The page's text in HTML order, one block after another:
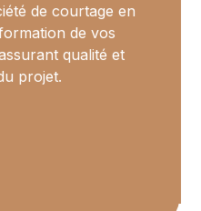
de courtage en
de vos
qualité et
projet.